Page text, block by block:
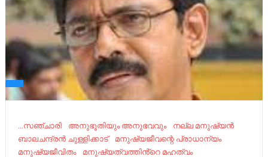
...സഞ്ചാരി അനുഭൂതിയും അനുഭവവും
നല്ല മനുഷ്യൻ
ബാലചന്ദ്രൻ ചുള്ളിക്കാട്
മനുഷ്യജീവന്റെ പ്രാധാന്യം
മനുഷ്യജീവിതം
മനുഷ്യത്വത്തിൻ്റെ മഹത്വം